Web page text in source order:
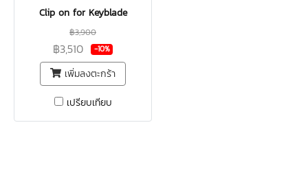
Clip on for Keyblade
฿3,900
฿3,510 -10%
เพิ่มลงตะกร้า
เปรียบเทียบ